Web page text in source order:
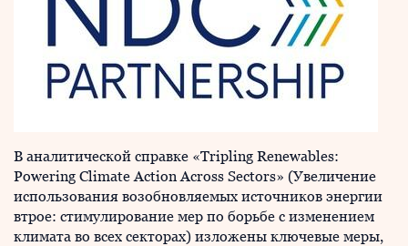
В аналитической справке «Tripling Renewables:
Powering Climate Action Across Sectors» (Увеличение
использования возобновляемых источников энергии
втрое: стимулирование мер по борьбе с изменением
климата во всех секторах) изложены ключевые меры,